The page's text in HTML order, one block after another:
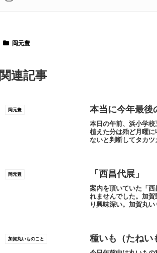
岡元豊
関連記事
岡元豊 本当に今年最後
本日の午前、浜小学
植えた分は殆ど月曜
ないと判断してタカ
岡元豊 「西昌代展」
案内を頂いていた「
れませんでした。加
り興味深い。加賀丸
加賀丸いものこと 種いも（たねい